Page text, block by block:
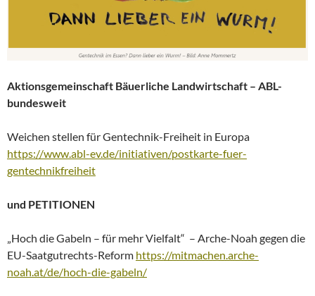
Aktionsgemeinschaft Bäuerliche Landwirtschaft – ABL-
bundesweit
Weichen stellen für Gentechnik-Freiheit in Europa
https://www.abl-ev.de/initiativen/postkarte-fuer-
gentechnikfreiheit
und PETITIONEN
„Hoch die Gabeln – für mehr Vielfalt“ – Arche-Noah gegen die
EU-Saatgutrechts-Reform https://mitmachen.arche-
noah.at/de/hoch-die-gabeln/